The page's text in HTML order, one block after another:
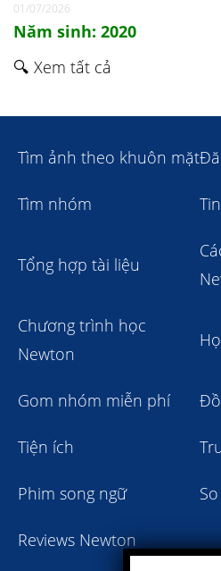
01/07/2026
Năm sinh: 2020
🔍 Xem tất cả
Tìm ảnh theo khuôn mặt
Tìm nhóm
Tổng hợp tài liệu
Chương trình học
Newton
Gom nhóm miễn phí
Tiện ích
Phim song ngữ
Reviews Newton